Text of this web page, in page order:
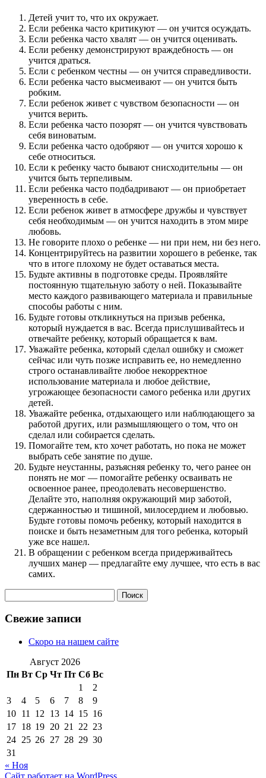
Детей учит то, что их окружает.
Если ребенка часто критикуют — он учится осуждать.
Если ребенка часто хвалят — он учится оценивать.
Если ребенку демонстрируют враждебность — он
учится драться.
Если с ребенком честны — он учится справедливости.
Если ребенка часто высмеивают — он учится быть
робким.
Если ребенок живет с чувством безопасности — он
учится верить.
Если ребенка часто позорят — он учится чувствовать
себя виноватым.
Если ребенка часто одобряют — он учится хорошо к
себе относиться.
Если к ребенку часто бывают снисходительны — он
учится быть терпеливым.
Если ребенка часто подбадривают — он приобретает
уверенность в себе.
Если ребенок живет в атмосфере дружбы и чувствует
себя необходимым — он учится находить в этом мире
любовь.
Не говорите плохо о ребенке — ни при нем, ни без него.
Концентрируйтесь на развитии хорошего в ребенке, так
что в итоге плохому не будет оставаться места.
Будьте активны в подготовке среды. Проявляйте
постоянную тщательную заботу о ней. Показывайте
место каждого развивающего материала и правильные
способы работы с ним.
Будьте готовы откликнуться на призыв ребенка,
который нуждается в вас. Всегда прислушивайтесь и
отвечайте ребенку, который обращается к вам.
Уважайте ребенка, который сделал ошибку и сможет
сейчас или чуть позже исправить ее, но немедленно
строго останавливайте любое некорректное
использование материала и любое действие,
угрожающее безопасности самого ребенка или других
детей.
Уважайте ребенка, отдыхающего или наблюдающего за
работой других, или размышляющего о том, что он
сделал или собирается сделать.
Помогайте тем, кто хочет работать, но пока не может
выбрать себе занятие по душе.
Будьте неустанны, разъясняя ребенку то, чего ранее он
понять не мог — помогайте ребенку осваивать не
освоенное ранее, преодолевать несовершенство.
Делайте это, наполняя окружающий мир заботой,
сдержанностью и тишиной, милосердием и любовью.
Будьте готовы помочь ребенку, который находится в
поиске и быть незаметным для того ребенка, который
уже все нашел.
В обращении с ребенком всегда придерживайтесь
лучших манер — предлагайте ему лучшее, что есть в вас
самих.
Свежие записи
Скоро на нашем сайте
Август 2026
Пн Вт Ср Чт Пт Сб Вс
1
2
3
4 5 6 7 8
9
10 11 12 13 14 15 16
17 18 19 20 21 22 23
24 25 26 27 28 29 30
31
« Ноя
Сайт работает на WordPress